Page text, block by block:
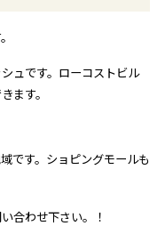
ュです。ローコストビル
ます。
です。ショピングモールも
合わせ下さい。！